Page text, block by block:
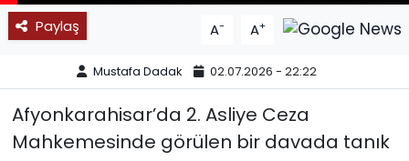
Paylaş A- A+
Mustafa Dadak 02.07.2026 - 22:22
Afyonkarahisar’da 2. Asliye Ceza
Mahkemesinde görülen bir davada tanık